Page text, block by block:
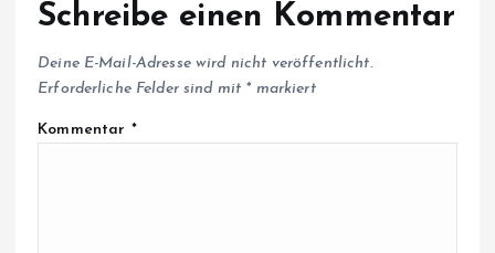
Schreibe einen Kommentar
Deine E-Mail-Adresse wird nicht veröffentlicht.
Erforderliche Felder sind mit *markiert
Kommentar *